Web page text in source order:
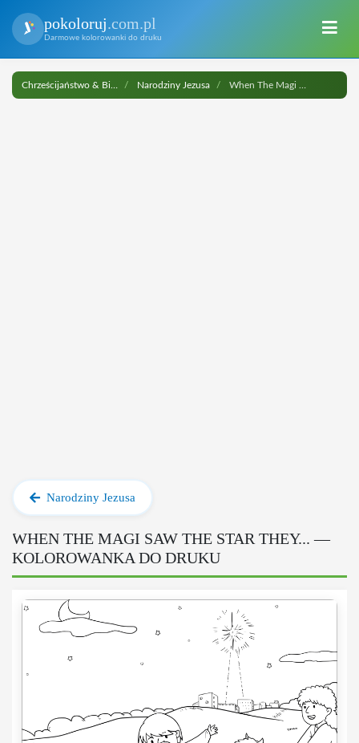
pokoloruj.com.pl
Darmowe kolorowanki do druku
Narodziny Jezusa When The Magi Saw the Star They... do druku
Narodziny Jezusa
WHEN THE MAGI SAW THE STAR THEY... —
KOLOROWANKA DO DRUKU